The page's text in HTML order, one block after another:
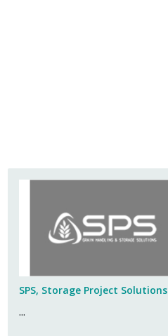
SPS, Storage Project Solutions
...